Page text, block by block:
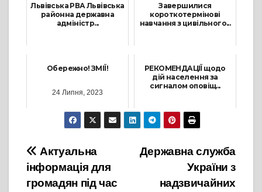
Львівська РВА Львівська
районна державна
адміністр...
Завершилися
короткотермінові
навчання з цивільного...
Обережно! ЗМІЇ!
24 Липня, 2023
РЕКОМЕНДАЦІЇ щодо
дій населення за
сигналом оповіщ...
25 Січня, 2022
Навігація
записів
Державна служба
України з
надзвичайних
Актуальна
інформація для
громадян під час